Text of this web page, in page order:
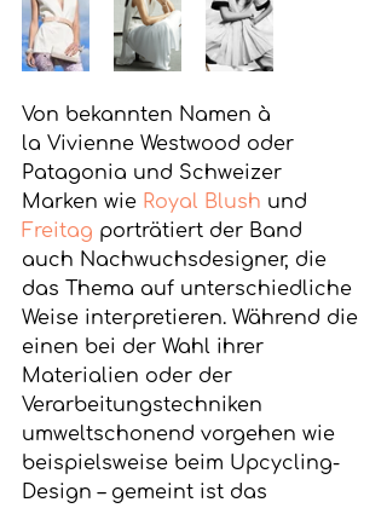
Von bekannten Namen à
la Vivienne Westwood oder
Patagonia und Schweizer
Marken wie Royal Blush und
Freitag porträtiert der Band
auch Nachwuchsdesigner, die
das Thema auf unterschiedliche
Weise interpretieren. Während die
einen bei der Wahl ihrer
Materialien oder der
Verarbeitungstechniken
umweltschonend vorgehen wie
beispielsweise beim Upcycling-
Design – gemeint ist das